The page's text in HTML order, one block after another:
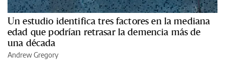
Un estudio identifica tres factores en la mediana
edad que podrían retrasar la demencia más de
una década
Andrew Gregory